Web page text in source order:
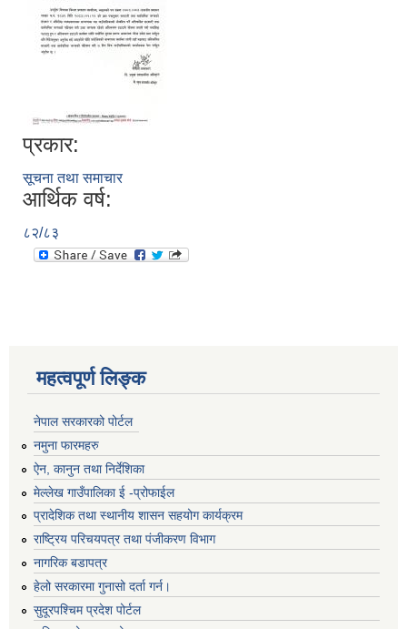
प्रकार:
सूचना तथा समाचार
आर्थिक वर्ष:
८२/८३
महत्वपूर्ण लिङ्क
नेपाल सरकारको पोर्टल
नमुना फारमहरु
ऐन, कानुन तथा निर्देशिका
मेल्लेख गाउँपालिका ई -प्रोफाईल
प्रादेशिक तथा स्थानीय शासन सहयोग कार्यक्रम
राष्ट्रिय परिचयपत्र तथा पंजीकरण विभाग
नागरिक बडापत्र
हेलो सरकारमा गुनासो दर्ता गर्न।
सुदूरपश्चिम प्रदेश पोर्टल